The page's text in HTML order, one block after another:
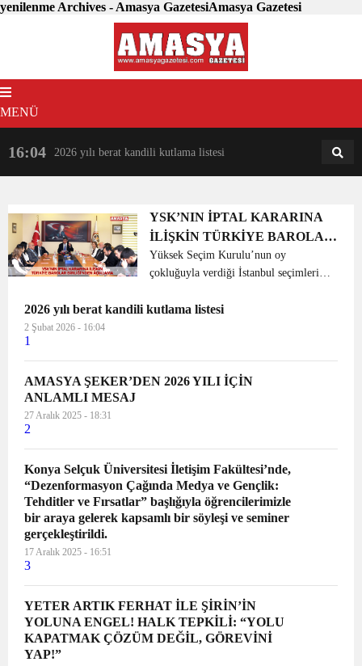
yenilenme Archives - Amasya GazetesiAmasya Gazetesi
MENÜ
16:04 2026 yılı berat kandili kutlama listesi 18:31
YSK’NIN İPTAL KARARINA
İLİŞKİN TÜRKİYE BAROLAR
BİRLİĞİ’NDEN AÇIKLAMA
Yüksek Seçim Kurulu’nun oy
çokluğuyla verdiği İstanbul seçimlerinin
karardan kamu vicdanı son derece
2026 yılı berat kandili kutlama listesi
2 Şubat 2026 - 16:04
1
AMASYA ŞEKER’DEN 2026 YILI İÇİN
ANLAMLI MESAJ
27 Aralık 2025 - 18:31
2
Konya Selçuk Üniversitesi İletişim Fakültesi’nde,
“Dezenformasyon Çağında Medya ve Gençlik:
Tehditler ve Fırsatlar” başlığıyla öğrencilerimizle
bir araya gelerek kapsamlı bir söyleşi ve seminer
gerçekleştirildi.
17 Aralık 2025 - 16:51
3
YETER ARTIK FERHAT İLE ŞİRİN’İN
YOLUNA ENGEL! HALK TEPKİLİ: “YOLU
KAPATMAK ÇÖZÜM DEĞİL, GÖREVİNİ
YAP!”